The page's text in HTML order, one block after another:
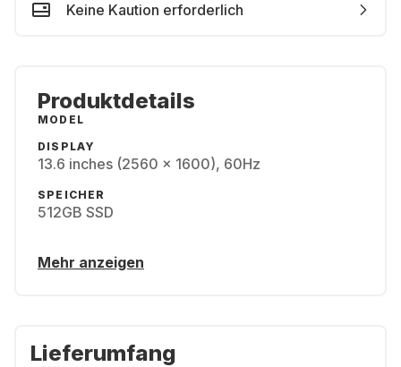
Keine Kaution erforderlich
Produktdetails
MODEL
DISPLAY
13.6 inches (2560 x 1600), 60Hz
SPEICHER
512GB SSD
Mehr anzeigen
Lieferumfang